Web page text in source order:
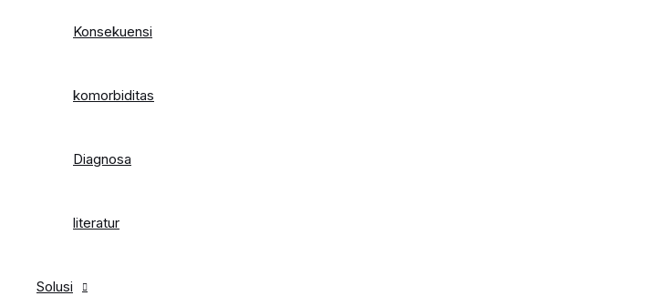
Konsekuensi
komorbiditas
Diagnosa
literatur
Solusi